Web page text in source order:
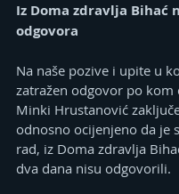
Iz Doma zdravlja Bihać
odgovora
Na naše pozive i upite u
zatražen odgovor po kom
Minki Hrustanović
odnosno ocijenjeno da je
rad, iz Doma zdravlja
dva dana nisu odgovorili.